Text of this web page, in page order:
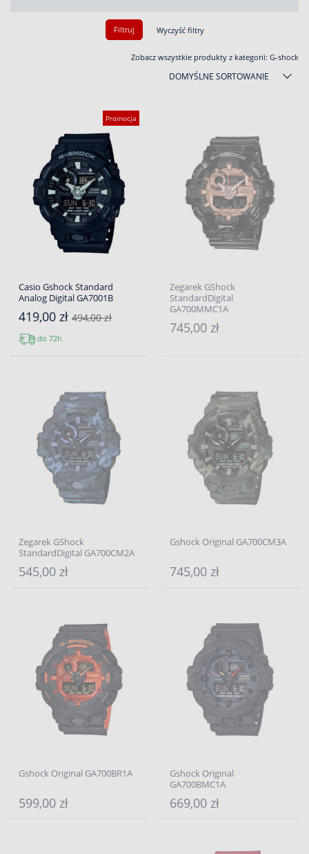
Filtruj Wyczyść filtry
Zobacz wszystkie produkty z kategorii: G-shock
DOMYŚLNE SORTOWANIE
Promocja
Casio Gshock Standard
Analog Digital GA7001B
419,00 zł 494,00 zł
do 72h
Zegarek GShock
StandardDigital
GA700MMC1A
745,00 zł
Zegarek GShock
StandardDigital GA700CM2A
545,00 zł
Gshock Original GA700CM3A
745,00 zł
Gshock Original GA700BR1A
599,00 zł
Gshock Original
GA700BMC1A
669,00 zł